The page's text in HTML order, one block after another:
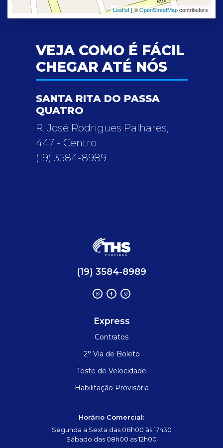
Leaflet | ©OpenStreetMapcontributors
VEJA COMO É FÁCIL
CHEGAR ATÉ NÓS
SANTA RITA DO PASSA
QUATRO
R. José Rodrigues Palhares,
447 - Centro
(19) 3584-8989
(19) 3584-8989
Express
Contratos
2° Via de Boleto
Teste de Velocidade
Habilitação Provisória
Horário Comercial:
Segunda a Sexta das 08h00 às 17h30
Sábado das 08h00 as 12h00